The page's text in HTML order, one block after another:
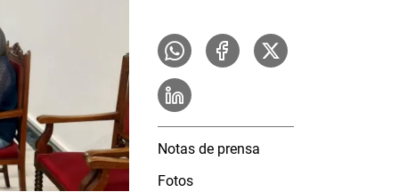
Notas de prensa
Fotos